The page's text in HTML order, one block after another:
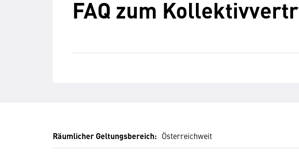
FAQ zum
Räumlicher Geltungsbereich: Österreichweit